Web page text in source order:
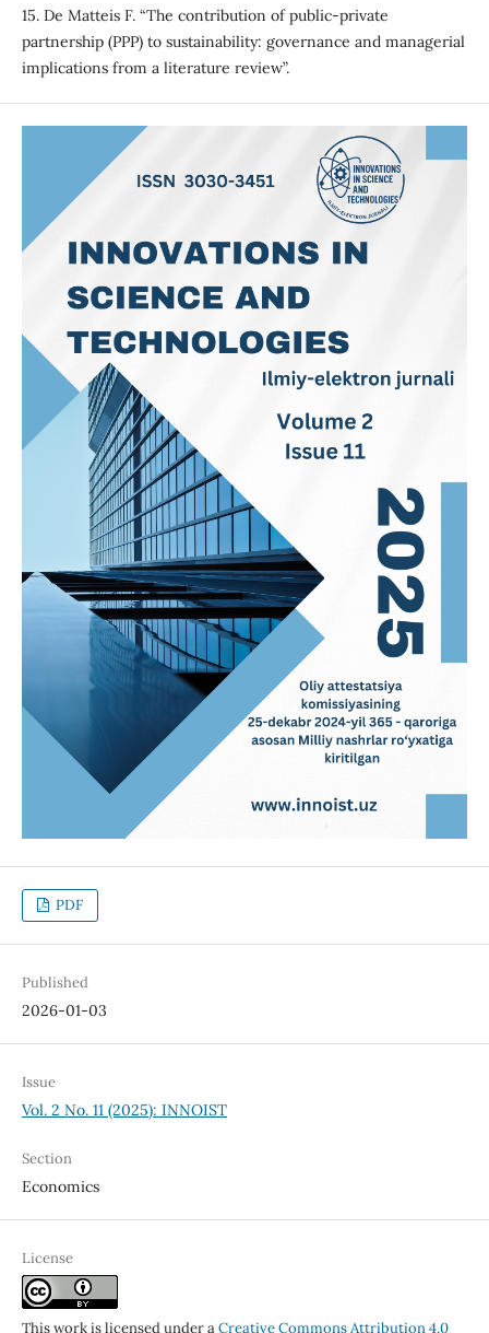
15. De Matteis F. “The contribution of public-private
partnership (PPP) to sustainability: governance and managerial
implications from a literature review”.
PDF
Published
2026-01-03
Issue
Vol. 2 No. 11 (2025): INNOIST
Section
Economics
License
This work is licensed under aCreative Commons Attribution 4.0